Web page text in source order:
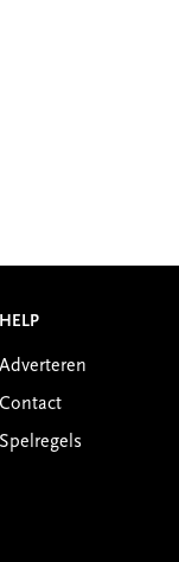
HELP
Adverteren
Contact
Spelregels